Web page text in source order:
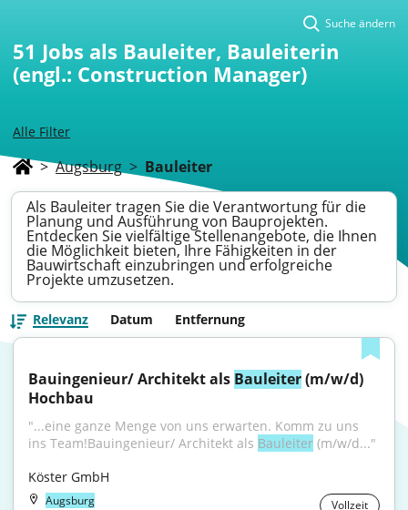
Alle Filter
Suche ändern
51 Jobs als Bauleiter, Bauleiterin
(engl.: Construction Manager)
> Augsburg > Bauleiter
Als Bauleiter tragen Sie die Verantwortung für die
Planung und Ausführung von Bauprojekten.
Entdecken Sie vielfältige Stellenangebote, die Ihnen
die Möglichkeit bieten, Ihre Fähigkeiten in der
Bauwirtschaft einzubringen und erfolgreiche
Projekte umzusetzen.
Relevanz Datum Entfernung
Bauingenieur/ Architekt als Bauleiter (m/w/d)
Hochbau
"...eine ganze Menge von uns erwarten. Komm zu uns
ins Team!Bauingenieur/ Architekt als Bauleiter (m/w/d..."
Köster GmbH
Augsburg Vollzeit